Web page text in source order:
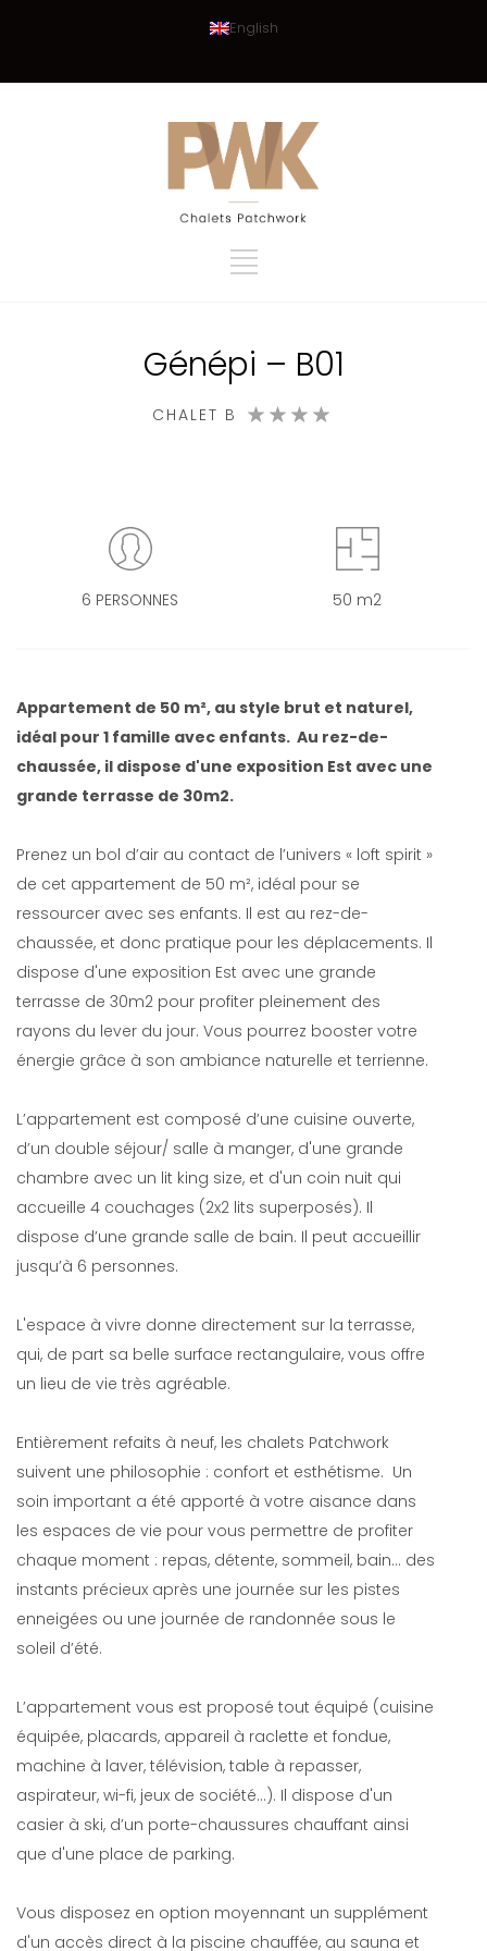
English
Génépi – B01
CHALET B
6 PERSONNES 50 m2
Appartement de 50 m², au style brut et naturel,
idéal pour 1 famille avec enfants. Au rez-de-
chaussée, il dispose d'une exposition Est avec une
grande terrasse de 30m2.
Prenez un bol d’air au contact de l’univers « loft spirit »
de cet appartement de 50 m², idéal pour se
ressourcer avec ses enfants. Il est au rez-de-
chaussée, et donc pratique pour les déplacements. Il
dispose d'une exposition Est avec une grande
terrasse de 30m2 pour profiter pleinement des
rayons du lever du jour. Vous pourrez booster votre
énergie grâce à son ambiance naturelle et terrienne.
L’appartement est composé d’une cuisine ouverte,
d’un double séjour/ salle à manger, d'une grande
chambre avec un lit king size, et d'un coin nuit qui
accueille 4 couchages (2x2 lits superposés). Il
dispose d’une grande salle de bain. Il peut accueillir
jusqu’à 6 personnes.
L'espace à vivre donne directement sur la terrasse,
qui, de part sa belle surface rectangulaire, vous offre
un lieu de vie très agréable.
Entièrement refaits à neuf, les chalets Patchwork
suivent une philosophie : confort et esthétisme. Un
soin important a été apporté à votre aisance dans
les espaces de vie pour vous permettre de profiter
chaque moment : repas, détente, sommeil, bain… des
instants précieux après une journée sur les pistes
enneigées ou une journée de randonnée sous le
soleil d’été.
L’appartement vous est proposé tout équipé (cuisine
équipée, placards, appareil à raclette et fondue,
machine à laver, télévision, table à repasser,
aspirateur, wi-fi, jeux de société…). Il dispose d'un
casier à ski, d’un porte-chaussures chauffant ainsi
que d'une place de parking.
Vous disposez en option moyennant un supplément
d'un accès direct à la piscine chauffée, au sauna et